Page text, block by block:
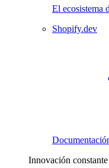
El ecosistema
Shopify.dev
Innovación constante